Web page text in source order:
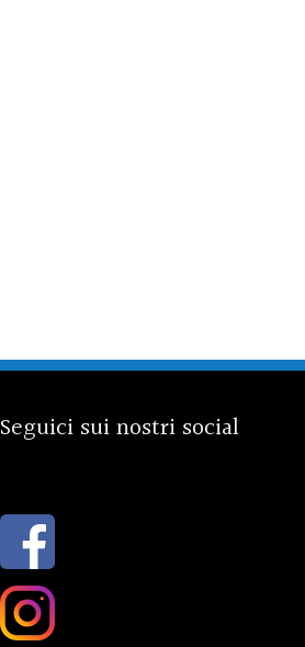
Seguici sui nostri social